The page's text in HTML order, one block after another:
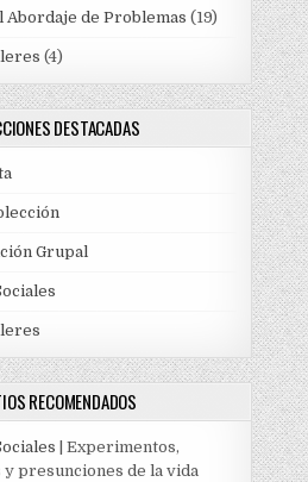
Abordaje de Problemas (19)
(4)
DESTACADAS
Grupal
RECOMENDADOS
| Experimentos,
presunciones de la vida